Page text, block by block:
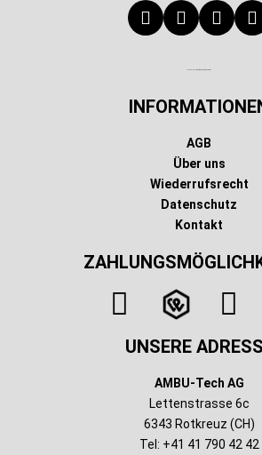
AGB
Über uns
Wiederrufsrecht
Datenschutz
Kontakt
UNSERE
AMBU-Tech AG
Lettenstrasse 6c
6343 Rotkreuz (CH)
Tel: +41 41 790 42 42